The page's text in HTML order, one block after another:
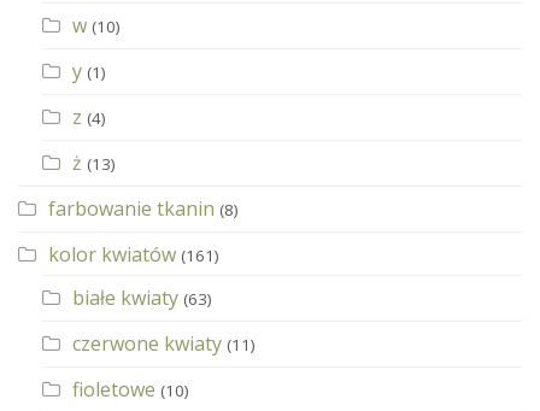
w (10)
y (1)
z (4)
ż (13)
farbowanie tkanin (8)
kolor kwiatów (161)
białe kwiaty (63)
czerwone kwiaty (11)
fioletowe (10)